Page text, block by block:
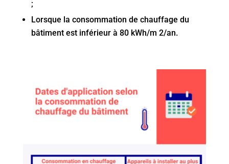
;
Lorsque la consommation de chauffage du
bâtiment est inférieur à 80 kWh/m 2/an.